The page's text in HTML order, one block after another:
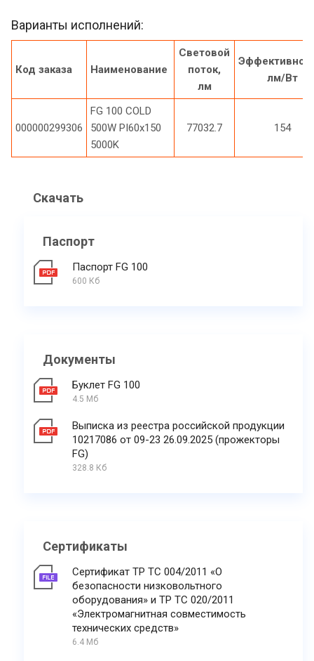
Варианты исполнений:
Код заказа Наименование
Световой
поток,
лм
лм/Вт
000000299306
FG 100 COLD
500W PI60x150
5000K
77032.7 154
Скачать
Паспорт
Паспорт FG 100
600 Кб
Документы
Буклет FG 100
4.5 Мб
Выписка из реестра российской продукции
10217086 от 09-23 26.09.2025 (прожекторы
FG)
328.8 Кб
Сертификаты
Сертификат ТР ТС 004/2011 «О
безопасности низковольтного
оборудования» и ТР ТС 020/2011
«Электромагнитная совместимость
технических средств»
6.4 Мб